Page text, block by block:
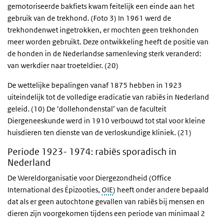
gemotoriseerde bakfiets kwam feitelijk een einde aan het
gebruik van de trekhond. (Foto 3) In 1961 werd de
trekhondenwet ingetrokken, er mochten geen trekhonden
meer worden gebruikt. Deze ontwikkeling heeft de positie van
de honden in de Nederlandse samenleving sterk veranderd:
van werkdier naar troeteldier. (20)
De wettelijke bepalingen vanaf 1875 hebben in 1923
uiteindelijk tot de volledige eradicatie van rabiës in Nederland
geleid. (10) De ‘dollehondenstal’ van de faculteit
Diergeneeskunde werd in 1910 verbouwd tot stal voor kleine
huisdieren ten dienste van de verloskundige kliniek. (21)
Periode 1923- 1974: rabiës sporadisch in
Nederland
De Wereldorganisatie voor Diergezondheid (Office
International des Épizooties, OIE) heeft onder andere bepaald
dat als er geen autochtone gevallen van rabiës bij mensen en
dieren zijn voorgekomen tijdens een periode van minimaal 2